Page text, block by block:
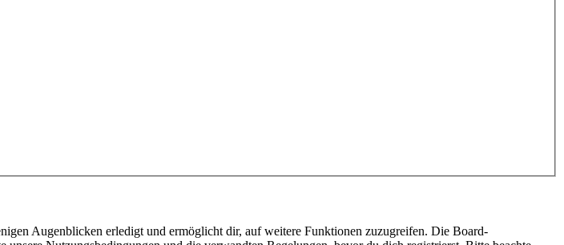
Augenblicken erledigt und ermöglicht dir, auf weitere Funktionen zuzugreifen. Die Board-